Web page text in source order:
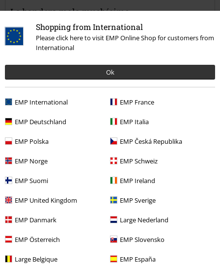
Shopping from International
Please click here to visit EMP Online Shop for customers from
International
Ok
EMP International EMP France
EMP Deutschland EMP Italia
EMP Polska EMP Česká Republika
EMP Norge EMP Schweiz
EMP Suomi EMP Ireland
EMP United Kingdom EMP Sverige
EMP Danmark Large Nederland
EMP Österreich EMP Slovensko
Large Belgique EMP España
La bandera mola muchísimo
Recomiendo totalmente este producto. Además la entrega ha sido
antes de lo previsto. Así que 100% de satisfacción.
¿Te ha sido útil esta opinión?
Más categorías. Más opciones
Band Merch Pósters & Banderas
Band Merch Género
Band Merch Género